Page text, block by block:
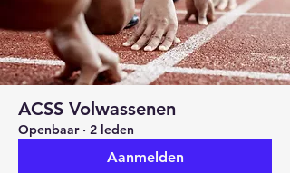
ACSS Volwassenen
Openbaar · 2 leden
Aanmelden